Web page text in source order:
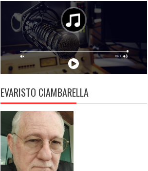
EVARISTO CIAMBARELLA